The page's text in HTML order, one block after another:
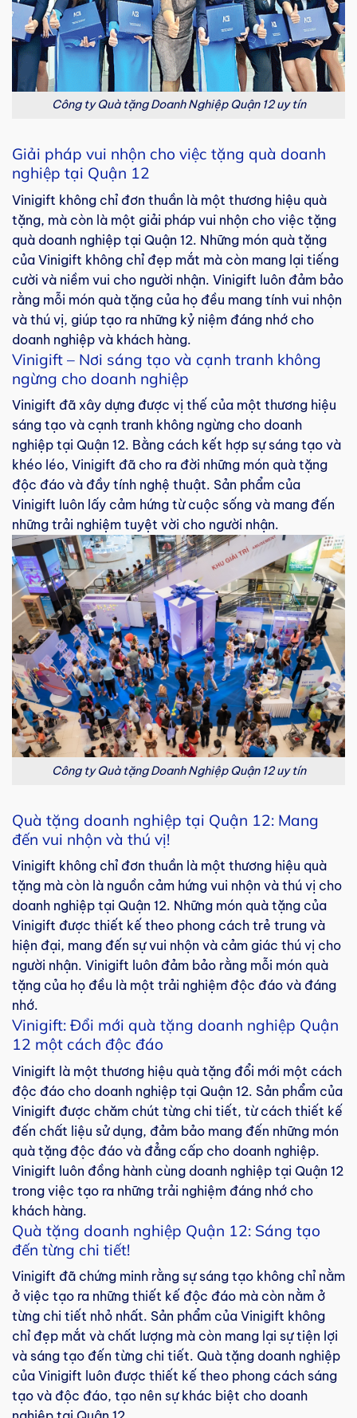
Công ty Quà tặng Doanh Nghiệp Quận 12 uy tín
Giải pháp vui nhộn cho việc tặng quà doanh
nghiệp tại Quận 12
Vinigift không chỉ đơn thuần là một thương hiệu quà
tặng, mà còn là một giải pháp vui nhộn cho việc tặng
quà doanh nghiệp tại Quận 12. Những món quà tặng
của Vinigift không chỉ đẹp mắt mà còn mang lại tiếng
cười và niềm vui cho người nhận. Vinigift luôn đảm bảo
rằng mỗi món quà tặng của họ đều mang tính vui nhộn
và thú vị, giúp tạo ra những kỷ niệm đáng nhớ cho
doanh nghiệp và khách hàng.
Vinigift – Nơi sáng tạo và cạnh tranh không
ngừng cho doanh nghiệp
Vinigift đã xây dựng được vị thế của một thương hiệu
sáng tạo và cạnh tranh không ngừng cho doanh
nghiệp tại Quận 12. Bằng cách kết hợp sự sáng tạo và
khéo léo, Vinigift đã cho ra đời những món quà tặng
độc đáo và đầy tính nghệ thuật. Sản phẩm của
Vinigift luôn lấy cảm hứng từ cuộc sống và mang đến
những trải nghiệm tuyệt vời cho người nhận.
Công ty Quà tặng Doanh Nghiệp Quận 12 uy tín
Quà tặng doanh nghiệp tại Quận 12: Mang
đến vui nhộn và thú vị!
Vinigift không chỉ đơn thuần là một thương hiệu quà
tặng mà còn là nguồn cảm hứng vui nhộn và thú vị cho
doanh nghiệp tại Quận 12. Những món quà tặng của
Vinigift được thiết kế theo phong cách trẻ trung và
hiện đại, mang đến sự vui nhộn và cảm giác thú vị cho
người nhận. Vinigift luôn đảm bảo rằng mỗi món quà
tặng của họ đều là một trải nghiệm độc đáo và đáng
nhớ.
Vinigift: Đổi mới quà tặng doanh nghiệp Quận
12 một cách độc đáo
Vinigift là một thương hiệu quà tặng đổi mới một cách
độc đáo cho doanh nghiệp tại Quận 12. Sản phẩm của
Vinigift được chăm chút từng chi tiết, từ cách thiết kế
đến chất liệu sử dụng, đảm bảo mang đến những món
quà tặng độc đáo và đẳng cấp cho doanh nghiệp.
Vinigift luôn đồng hành cùng doanh nghiệp tại Quận 12
trong việc tạo ra những trải nghiệm đáng nhớ cho
khách hàng.
Quà tặng doanh nghiệp Quận 12: Sáng tạo
đến từng chi tiết!
Vinigift đã chứng minh rằng sự sáng tạo không chỉ nằm
ở việc tạo ra những thiết kế độc đáo mà còn nằm ở
từng chi tiết nhỏ nhất. Sản phẩm của Vinigift không
chỉ đẹp mắt và chất lượng mà còn mang lại sự tiện lợi
và sáng tạo đến từng chi tiết. Quà tặng doanh nghiệp
của Vinigift luôn được thiết kế theo phong cách sáng
tạo và độc đáo, tạo nên sự khác biệt cho doanh